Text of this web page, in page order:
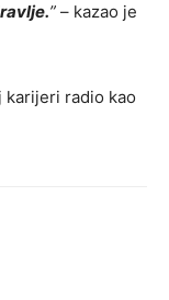
” – kazao je
karijeri radio kao